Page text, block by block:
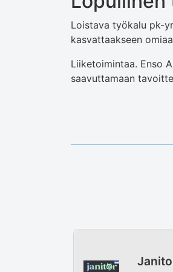
Loistava työkalu pk-
kasvattaakseen
Liiketoimintaa. Enso
saavuttamaan